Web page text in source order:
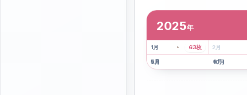
2025年
1月 2枚 2月
5月
41枚
6月
9月
63枚
10月